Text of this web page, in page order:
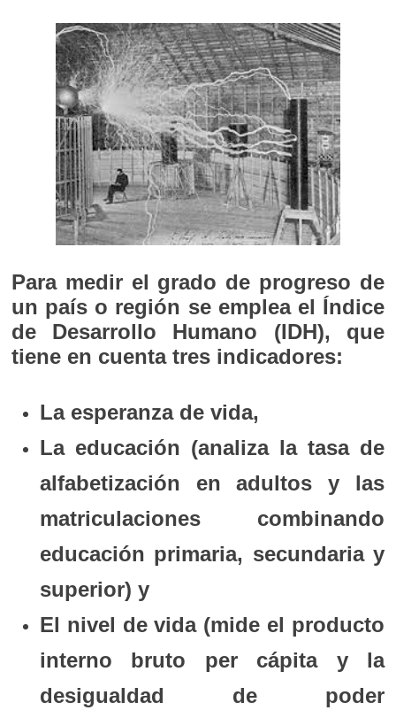
Para medir el grado de progreso de
un país o región se emplea el Índice
de Desarrollo Humano (IDH), que
tiene en cuenta tres indicadores:
La esperanza de vida,
La educación (analiza la tasa de
alfabetización en adultos y las
matriculaciones combinando
educación primaria, secundaria y
superior) y
El nivel de vida (mide el producto
interno bruto per cápita y la
desigualdad de poder